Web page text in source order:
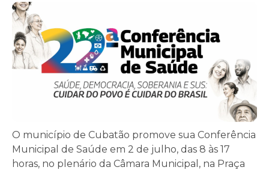
O município de Cubatão promove sua Conferência
Municipal de Saúde em 2 de julho, das 8 às 17
horas, no plenário da Câmara Municipal, na Praça